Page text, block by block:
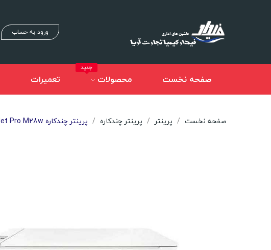
ورود به حساب
صفحه نخست محصولات
جدید
تعمیرات
صفحه نخست پرینتر پرینتر چندکاره پرینتر چندکاره Hp LaserJet Pro M28w